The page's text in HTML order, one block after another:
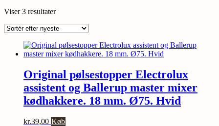
Viser 3 resultaterSorteret
seneste
Original pølsestopper Electrolux
assistent og Ballerup master mixer
kødhakkere. 18 mm. Ø75. Hvid
kr.39,00 Køb